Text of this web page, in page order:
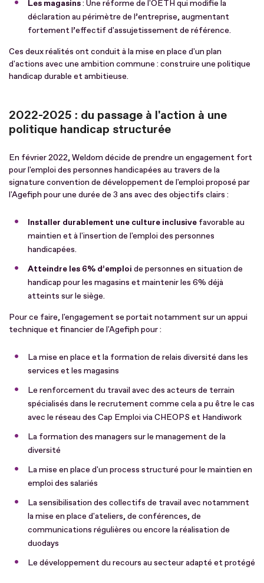
Les magasins: Une réforme de l'OETH qui modifie la
déclaration au périmètre de l’entreprise, augmentant
fortement l’effectif d'assujetissement de référence.
Ces deux réalités ont conduit à la mise en place d'un plan
d'actions avec une ambition commune : construire une politique
handicap durable et ambitieuse.
2022-2025 : du passage à l'action à une
politique handicap structurée
En février 2022, Weldom décide de prendre un engagement fort
pour l'emploi des personnes handicapées au travers de la
signature convention de développement de l'emploi proposé par
l'Agefiph pour une durée de 3 ans avec des objectifs clairs :
Installer durablement une culture inclusive favorable au
maintien et à l'insertion de l'emploi des personnes
handicapées.
Atteindre les 6% d’emploi de personnes en situation de
handicap pour les magasins et maintenir les 6% déjà
atteints sur le siège.
Pour ce faire, l'engagement se portait notamment sur un appui
technique et financier de l'Agefiph pour :
La mise en place et la formation de relais diversité dans les
services et les magasins
Le renforcement du travail avec des acteurs de terrain
spécialisés dans le recrutement comme cela a pu être le cas
avec le réseau des Cap Emploi via CHEOPS et Handiwork
La formation des managers sur le management de la
diversité
La mise en place d'un process structuré pour le maintien en
emploi des salariés
La sensibilisation des collectifs de travail avec notamment
la mise en place d'ateliers, de conférences, de
communications régulières ou encore la réalisation de
duodays
Le développement du recours au secteur adapté et protégé